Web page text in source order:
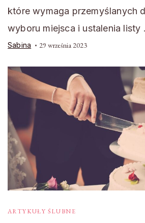
które wymaga przemyślanych
wyboru miejsca i ustalenia listy
Sabina 29 września 2023
ARTYKUŁY ŚLUBNE